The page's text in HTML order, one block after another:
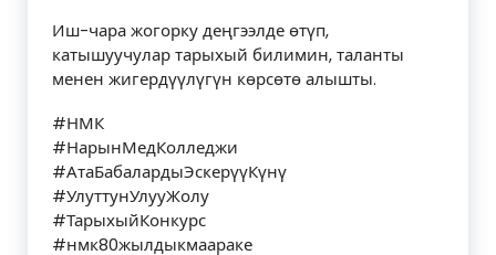
Иш-чара жогорку деңгээлде өтүп,
катышуучулар тарыхый билимин, таланты
менен жигердүүлүгүн көрсөтө алышты.
#НМК
#НарынМедКолледжи
#АтаБабалардыЭскерүүКүнү
#УлуттунУлууЖолу
#ТарыхыйКонкурс
#нмк80жылдыкмаараке